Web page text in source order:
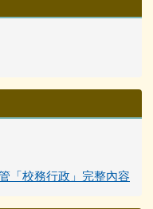
「校務行政」完整內容